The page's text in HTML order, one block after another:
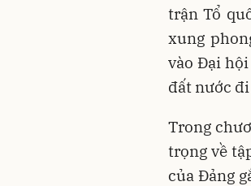
trận Tổ
xung
vào Đại
đất nước
Trong
trọng về
của Đảng